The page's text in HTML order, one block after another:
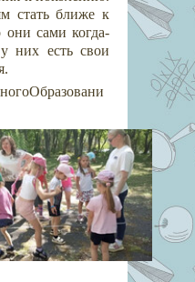
стать ближе к
они сами когда-
них есть свои